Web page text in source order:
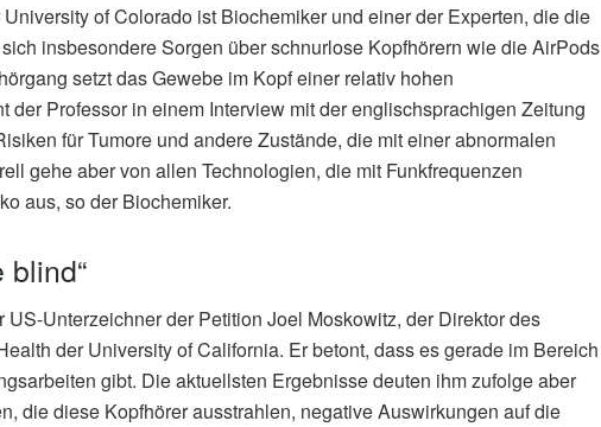
of Colorado ist Biochemiker und einer der Experten, die die
insbesondere Sorgen über schnurlose Kopfhörern wie die AirPods
setzt das Gewebe im Kopf einer relativ hohen
der Professor in einem Interview mit der englischsprachigen Zeitung
für Tumore und andere Zustände, die mit einer abnormalen
gehe aber von allen Technologien, die mit Funkfrequenzen
aus, so der Biochemiker.
blind“
Unterzeichner der Petition Joel Moskowitz, der Direktor des
der University of California. Er betont, dass es gerade im Bereich
gibt. Die aktuellsten Ergebnisse deuten ihm zufolge aber
die diese Kopfhörer ausstrahlen, negative Auswirkungen auf die